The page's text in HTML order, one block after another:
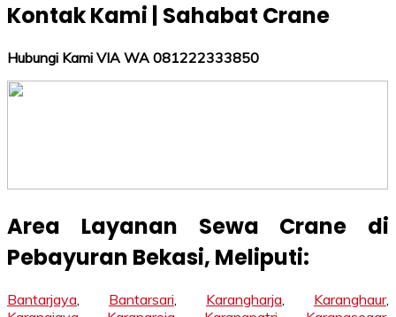
Kontak Kami | Sahabat Crane
Hubungi Kami VIA WA 081222333850
Area Layanan Sewa Crane di
Pebayuran Bekasi, Meliputi:
Bantarjaya Bantarsari Karangharja Karanghaur,